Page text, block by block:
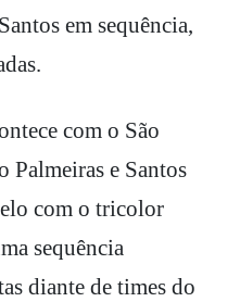
em sequência,
com o São
Palmeiras e Santos
com o tricolor
sequência
diante de times do